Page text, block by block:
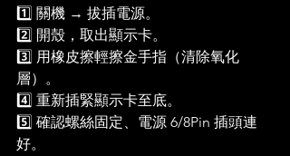
1️⃣ 關機 → 拔插電源。
2️⃣ 開殼，取出顯示卡。
3️⃣ 用橡皮擦輕擦金手指（清除氧化
層）。
4️⃣ 重新插緊顯示卡至底。
5️⃣ 確認螺絲固定、電源 6/8Pin 插頭連
好。